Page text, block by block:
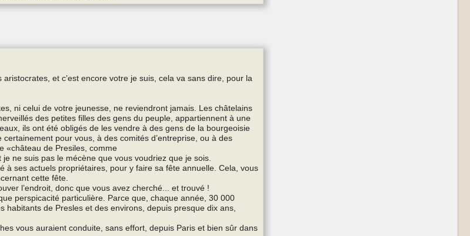
et c’est encore votre je suis, cela va sans dire, pour la
ni celui de votre jeunesse, ne reviendront jamais. Les châtelains
des petites filles des gens du peuple, appartiennent à une
ils ont été obligés de les vendre à des gens de la bourgeoisie
pour vous, à des comités d’entreprise, ou à des
«château de Presiles, comme
ne suis pas le mécène que vous voudriez que je sois.
à ses actuels propriétaires, pour y faire sa fête annuelle. Cela, vous
cette fête.
l’endroit, donc que vous avez cherché... et trouvé !
perspicacité particulière. Parce que, chaque année, 30 000
de Presles et des environs, depuis presque dix ans,
vous auraient conduite, sans effort, depuis Paris et bien sûr dans